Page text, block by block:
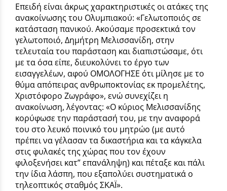
Επειδή είναι άκρως χαρακτηριστικές οι ατάκες της
ανακοί­νωσης του Ολυμπιακού: «Γελωτοποιός σε
κατάσταση πα­νικού. Ακούσαμε προσεκτικά τον
γελωτοποιό, Δημήτρη Μελισσανίδη, στην
τελευταία του παρά­σταση και διαπιστώσαμε, ότι
με τα όσα είπε, διευκολύνει το έργο των
εισαγγελέων, αφού ΟΜΟΛΟ­ΓΗΣΕ ότι μίλησε με το
θύμα από­πειρας ανθρωποκτονίας εκ προ­μελέτης,
Χριστόφορο Ζωγράφο», ενώ συνεχίζει η
ανακοίνωση, λέγοντας: «Ο κύριος Μελισσανίδης
κορύφωσε την παράστασή του, με την αναφορά
του στο λευκό ποι­νικό του μητρώο (με αυτό
πρέπει να γέλασαν τα δικαστήρια και τα κάγκελα
στις φυλακές της χώ­ρας που τον έχουν
φιλοξενήσει κατ” επανάληψη) και πέταξε και πάλι
την ίδια λάσπη, που εξαπολύει συστηματικά ο
τηλεοπτικός σταθμός ΣΚΑΪ».